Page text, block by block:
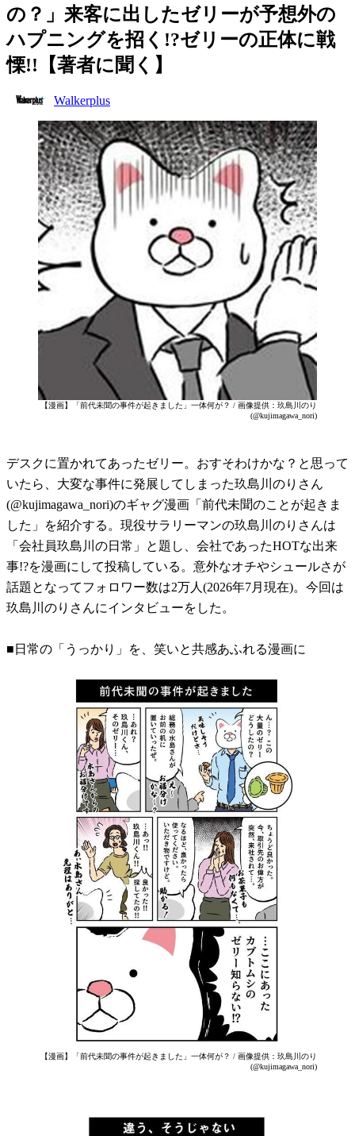
の？」来客に出したゼリーが予想外の
ハプニングを招く!?ゼリーの正体に戦
慄!!【著者に聞く】
Walkerplus
【漫画】「前代未聞の事件が起きました」一体何が？ / 画像提供：玖島川のり
(@kujimagawa_nori)
デスクに置かれてあったゼリー。おすそわけかな？と思って
いたら、大変な事件に発展してしまった玖島川のりさん
(@kujimagawa_nori)のギャグ漫画「前代未聞のことが起きま
した」を紹介する。現役サラリーマンの玖島川のりさんは
「会社員玖島川の日常」と題し、会社であったHOTな出来
事!?を漫画にして投稿している。意外なオチやシュールさが
話題となってフォロワー数は2万人(2026年7月現在)。今回は
玖島川のりさんにインタビューをした。
■日常の「うっかり」を、笑いと共感あふれる漫画に
【漫画】「前代未聞の事件が起きました」一体何が？ / 画像提供：玖島川のり
(@kujimagawa_nori)